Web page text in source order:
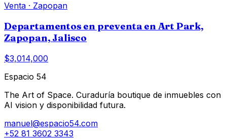
Venta · Zapopan
Departamentos en preventa en Art Park,
Zapopan, Jalisco
$3,014,000
Espacio 54
The Art of Space. Curaduría boutique de inmuebles con
AI vision y disponibilidad futura.
manuel@espacio54.com
+52 81 3602 3343